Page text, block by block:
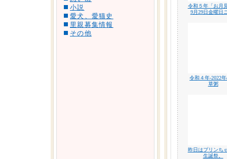
小説
愛犬、愛猫史
里親募集情報
その他
令和５年「お月
9月29日金曜日
令和４年-2022
草粥
昨日はプリンち
生誕祭。